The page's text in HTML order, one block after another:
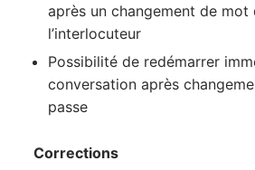
après un changement de mot
l’interlocuteur
Possibilité de redémarrer
conversation après
passe
Corrections